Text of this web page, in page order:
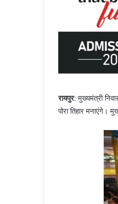
रायपुर: मुख्यमंत्री
पोरा तिहार मनाएंगे।